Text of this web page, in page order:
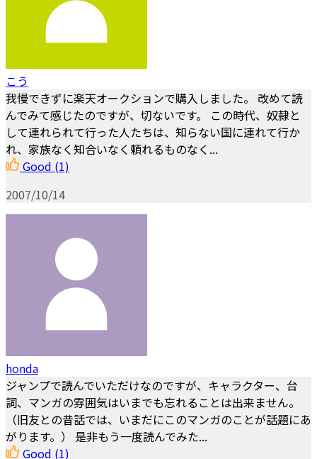
こう
我慢できずに楽天オークションで購入しました。 改めて読
んでみて感じたのですが、切ないです。 この時代、奴隷と
して連れられて行った人たちは、知らない国に連れて行か
れ、家族なく知合いなく頼れるものなく...
Good (1)
2007/10/14
honda
ジャンプで読んでいただけなのですが、キャラクター、台
詞、マンガの雰囲気はいまでも忘れることは出来ません。
（旧友との昔話では、いまだにこのマンガのことが話題にあ
がります。） 是非もう一度読んでみた...
Good (1)